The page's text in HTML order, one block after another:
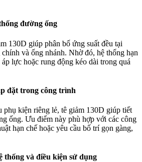
đường ống
130D giúp phân bố ứng suất đều tại
và ống nhánh. Nhờ đó, hệ thống hạn
lực hoặc rung động kéo dài trong quá
đặt trong công trình
phụ kiện riêng lẻ, tê giảm 130D giúp tiết
ống. Ưu điểm này phù hợp với các công
hạn chế hoặc yêu cầu bố trí gọn gàng,
thống và điều kiện sử dụng